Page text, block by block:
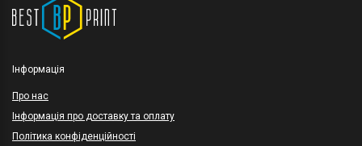
Інформація
Про нас
Інформація про доставку та оплату
Політика конфіденційності